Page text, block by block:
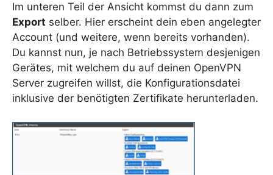
Im unteren Teil der Ansicht kommst du dann zum
Export selber. Hier erscheint dein eben angelegter
Account (und weitere, wenn bereits vorhanden).
Du kannst nun, je nach Betriebssystem desjenigen
Gerätes, mit welchem du auf deinen OpenVPN
Server zugreifen willst, die Konfigurationsdatei
inklusive der benötigten Zertifikate herunterladen.